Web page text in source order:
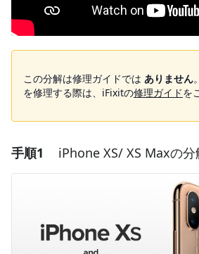
この分解は修理ガイドでは ありません
を修理する際は、iFixitの修理ガイドを
手順1 iPhone XS/ XS Maxの分